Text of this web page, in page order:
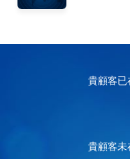
貴顧客已
貴顧客未